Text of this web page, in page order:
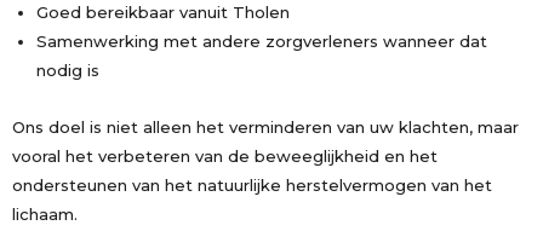
Goed bereikbaar vanuit Tholen
Samenwerking met andere zorgverleners wanneer dat
nodig is
Ons doel is niet alleen het verminderen van uw klachten, maar
vooral het verbeteren van de beweeglijkheid en het
ondersteunen van het natuurlijke herstelvermogen van het
lichaam.